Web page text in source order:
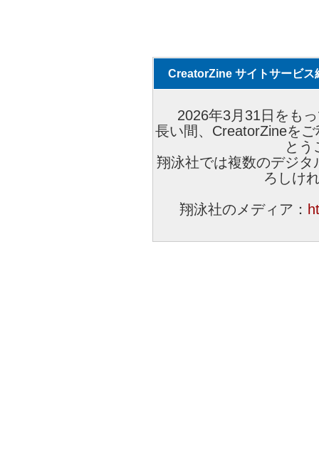
CreatorZine サイトサービス
2026年3月31日をも
長い間、CreatorZineを
とう
翔泳社では複数のデジ
ろしけ
翔泳社のメディア：